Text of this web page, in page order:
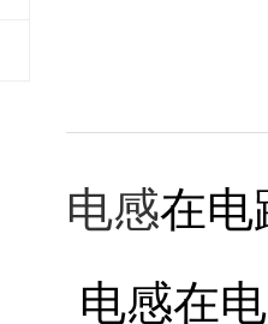
电感在电
电感在